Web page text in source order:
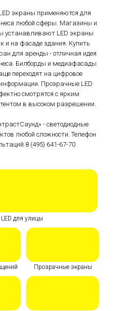
экраны применяются для
любой сферы. Магазины и
устанавливают LED экраны
и на фасаде здания. Купить
для аренды - отличная идея
Билборды и медиафасады
переходят на цифровое
Прозрачные LED
смотрятся с ярким
в высоком разрешении.
- светодиодные
любой сложности. Телефон
8 (495) 641-67-70
LED для улицы
Прозрачные экраны